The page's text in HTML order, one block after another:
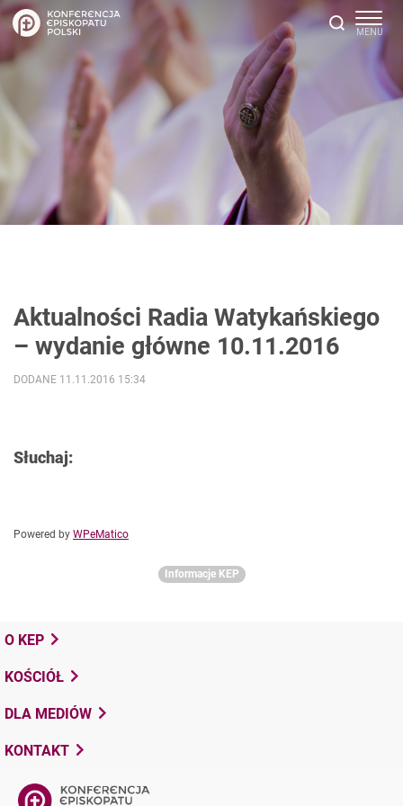
Aktualności Radia Watykańskiego
– wydanie główne 10.11.2016
Słuchaj:
DODANE 11.11.2016 15:34
Powered by WPeMatico
Informacje KEP
O KEP
KOŚCIÓŁ
DLA MEDIÓW
KONTAKT